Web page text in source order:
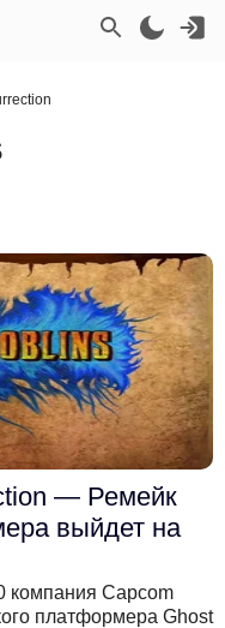
— Ремейк
выйдет на
компания Capcom
платформера Ghost